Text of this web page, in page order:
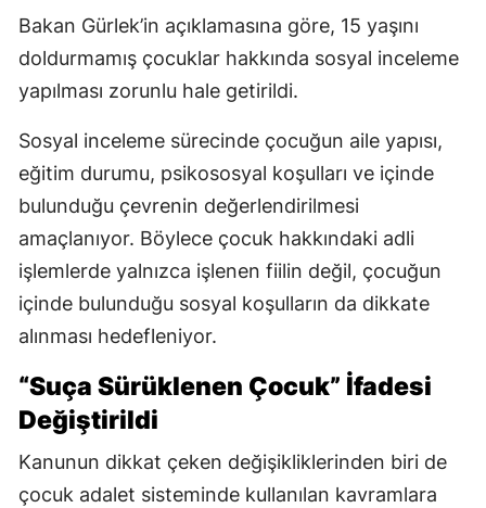
Bakan Gürlek’in açıklamasına göre, 15 yaşını
doldurmamış çocuklar hakkında sosyal inceleme
yapılması zorunlu hale getirildi.
Sosyal inceleme sürecinde çocuğun aile yapısı,
eğitim durumu, psikososyal koşulları ve içinde
bulunduğu çevrenin değerlendirilmesi
amaçlanıyor. Böylece çocuk hakkındaki adli
işlemlerde yalnızca işlenen fiilin değil, çocuğun
içinde bulunduğu sosyal koşulların da dikkate
alınması hedefleniyor.
“Suça Sürüklenen Çocuk” İfadesi
Değiştirildi
Kanunun dikkat çeken değişikliklerinden biri de
çocuk adalet sisteminde kullanılan kavramlara